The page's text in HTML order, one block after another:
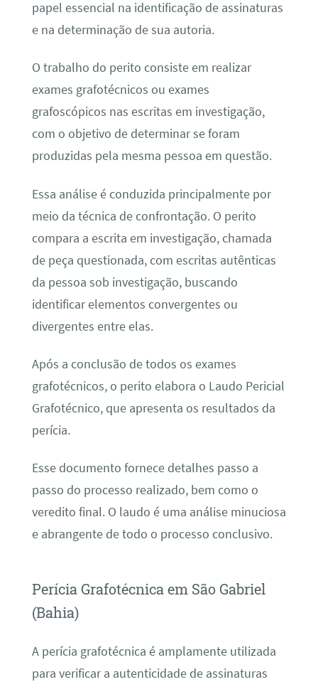
papel essencial na identificação de assinaturas
e na determinação de sua autoria.
O trabalho do perito consiste em realizar
exames grafotécnicos ou exames
grafoscópicos nas escritas em investigação,
com o objetivo de determinar se foram
produzidas pela mesma pessoa em questão.
Essa análise é conduzida principalmente por
meio da técnica de confrontação. O perito
compara a escrita em investigação, chamada
de peça questionada, com escritas autênticas
da pessoa sob investigação, buscando
identificar elementos convergentes ou
divergentes entre elas.
Após a conclusão de todos os exames
grafotécnicos, o perito elabora o Laudo Pericial
Grafotécnico, que apresenta os resultados da
perícia.
Esse documento fornece detalhes passo a
passo do processo realizado, bem como o
veredito final. O laudo é uma análise minuciosa
e abrangente de todo o processo conclusivo.
Perícia Grafotécnica em São Gabriel
(Bahia)
A perícia grafotécnica é amplamente utilizada
para verificar a autenticidade de assinaturas